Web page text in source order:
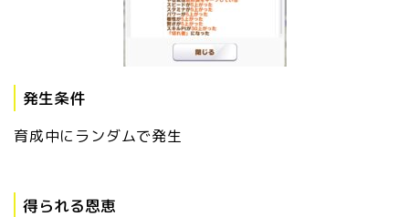
発生条件
育成中にランダムで発生
得られる恩恵